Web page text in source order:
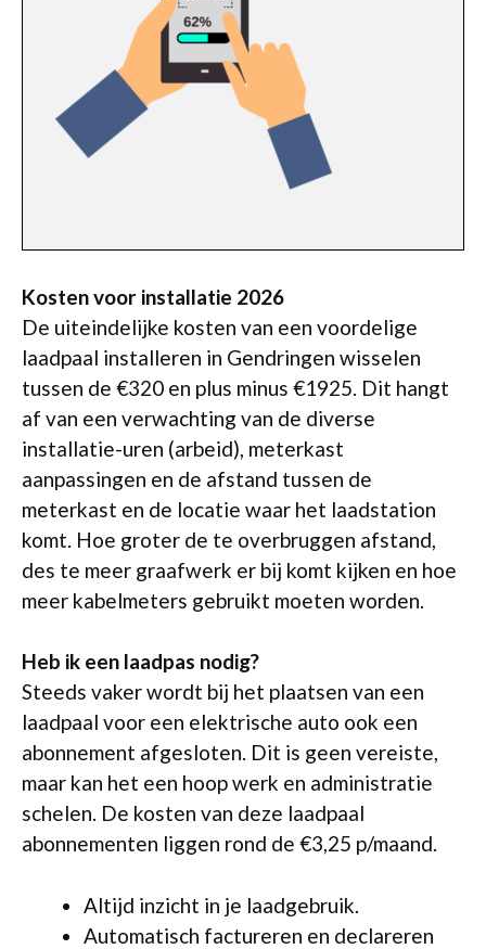
Kosten voor installatie 2026
De uiteindelijke kosten van een voordelige
laadpaal installeren in Gendringen wisselen
tussen de €320 en plus minus €1925. Dit hangt
af van een verwachting van de diverse
installatie-uren (arbeid), meterkast
aanpassingen en de afstand tussen de
meterkast en de locatie waar het laadstation
komt. Hoe groter de te overbruggen afstand,
des te meer graafwerk er bij komt kijken en hoe
meer kabelmeters gebruikt moeten worden.
Heb ik een laadpas nodig?
Steeds vaker wordt bij het plaatsen van een
laadpaal voor een elektrische auto ook een
abonnement afgesloten. Dit is geen vereiste,
maar kan het een hoop werk en administratie
schelen. De kosten van deze laadpaal
abonnementen liggen rond de €3,25 p/maand.
Altijd inzicht in je laadgebruik.
Automatisch factureren en declareren